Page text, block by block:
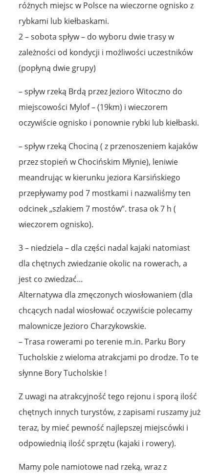
różnych miejsc w Polsce na wieczorne ognisko z
rybkami lub kiełbaskami.
2 – sobota spływ – do wyboru dwie trasy w
zależności od kondycji i możliwości uczestników
(popłyną dwie grupy)
– spływ rzeką Brdą przez Jezioro Witoczno do
miejscowości Mylof – (19km) i wieczorem
oczywiście ognisko i ponownie rybki lub kiełbaski.
– spływ rzeką Chociną ( z przenoszeniem kajaków
przez stopień w Chocińskim Młynie), leniwie
meandrując w kierunku jeziora Karsińskiego
przepływamy pod 7 mostkami i nazwaliśmy ten
odcinek „szlakiem 7 mostów”. trasa ok 7 h (
wieczorem ognisko).
3 – niedziela – dla części nadal kajaki natomiast
dla chętnych zwiedzanie okolic na rowerach, a
jest co zwiedzać…
Alternatywa dla zmęczonych wiosłowaniem (dla
chcących nadal wiosłować oczywiście polecamy
malownicze Jezioro Charzykowskie.
– Trasa rowerami po terenie m.in. Parku Bory
Tucholskie z wieloma atrakcjami po drodze. To te
słynne Bory Tucholskie !
Z uwagi na atrakcyjność tego rejonu i sporą ilość
chętnych innych turystów, z zapisami ruszamy już
teraz, by mieć pewność najlepszej miejscówki i
odpowiednią ilość sprzętu (kajaki i rowery).
Mamy pole namiotowe nad rzeką, wraz z